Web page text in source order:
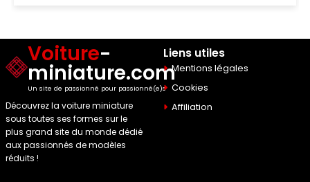
Voiture-
miniature.com
Un site de passionné pour passionné(e)s
Découvrez la voiture miniature
sous toutes ses formes sur le
plus grand site du monde dédié
aux passionnés de modèles
réduits !
Liens utiles
Mentions légales
Cookies
Affiliation